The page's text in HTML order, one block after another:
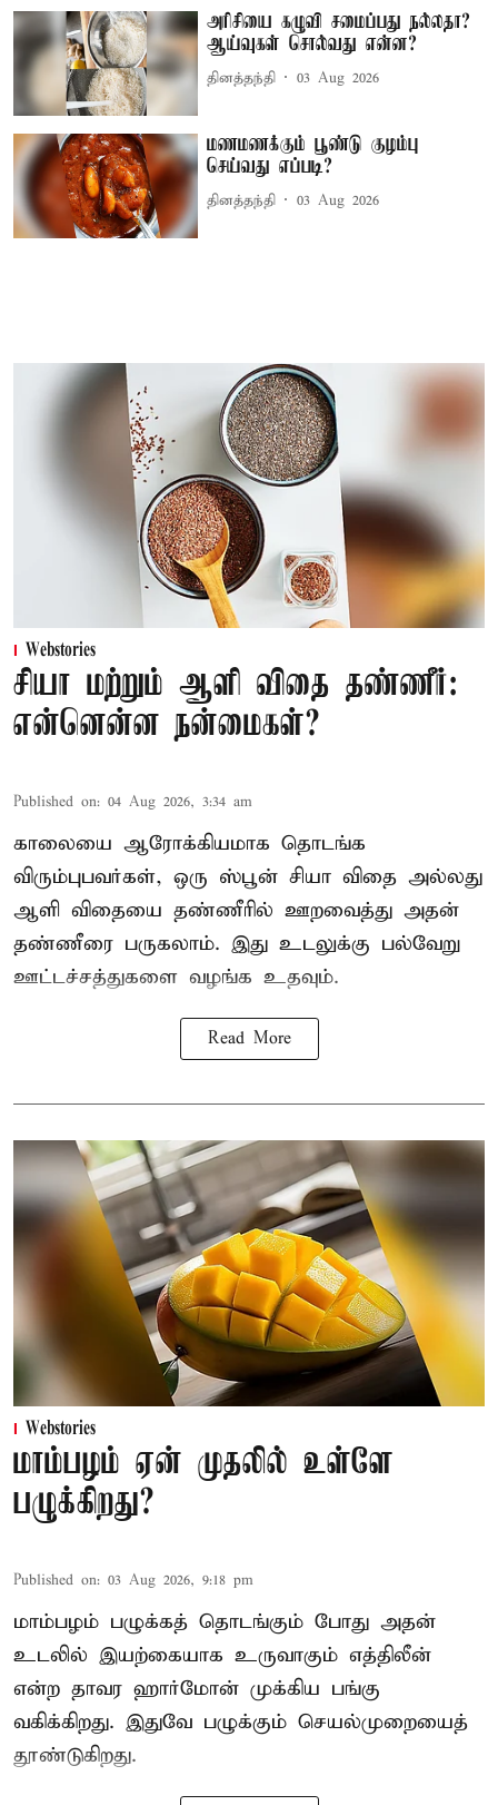
அரிசியை கழுவி சமைப்பது நல்லதா?
ஆய்வுகள் சொல்வது என்ன?
தினத்தந்தி 03 Aug 2026
மணமணக்கும் பூண்டு குழம்பு
செய்வது எப்படி?
தினத்தந்தி 03 Aug 2026
Webstories
சியா மற்றும் ஆளி விதை தண்ணீர்:
என்னென்ன நன்மைகள்?
Published on: 04 Aug 2026, 3:34 am
காலையை ஆரோக்கியமாக தொடங்க
விரும்புபவர்கள், ஒரு ஸ்பூன் சியா விதை அல்லது
ஆளி விதையை தண்ணீரில் ஊறவைத்து அதன்
தண்ணீரை பருகலாம். இது உடலுக்கு பல்வேறு
ஊட்டச்சத்துகளை வழங்க உதவும்.
Read More
Webstories
மாம்பழம் ஏன் முதலில் உள்ளே
பழுக்கிறது?
Published on: 03 Aug 2026, 9:18 pm
மாம்பழம் பழுக்கத் தொடங்கும் போது அதன்
உடலில் இயற்கையாக உருவாகும் எத்திலீன்
என்ற தாவர ஹார்மோன் முக்கிய பங்கு
வகிக்கிறது. இதுவே பழுக்கும் செயல்முறையைத்
தூண்டுகிறது.